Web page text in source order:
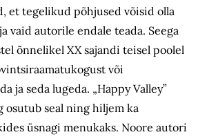
et tegelikud põhjused võisid olla
vaid autorile endale teada. Seega
õnnelikel XX sajandi teisel poolel
või
ja seda lugeda. „Happy Valley”
osutub seal ning hiljem ka
üsnagi menukaks. Noore autori